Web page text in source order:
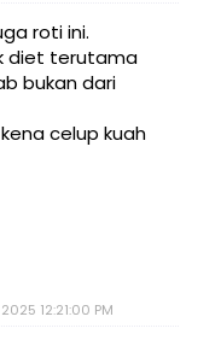
roti ini.
diet terutama
bukan dari
celup kuah
12:21:00 PM